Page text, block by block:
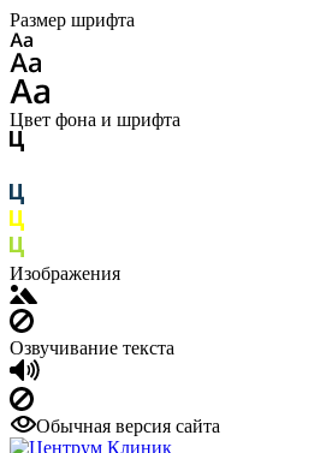
Размер шрифта
Цвет фона и шрифта
Изображения
Озвучивание текста
Обычная версия сайта